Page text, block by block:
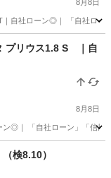
8月8日
｜自社ローン◎｜ 「自社ロ
ンアスリート
プリウス1.8 S ｜自
8月8日
◎｜ 「自社ローン」「信
検8.10）